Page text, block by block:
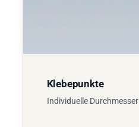
Klebepunkte
Individuelle Durchmesser